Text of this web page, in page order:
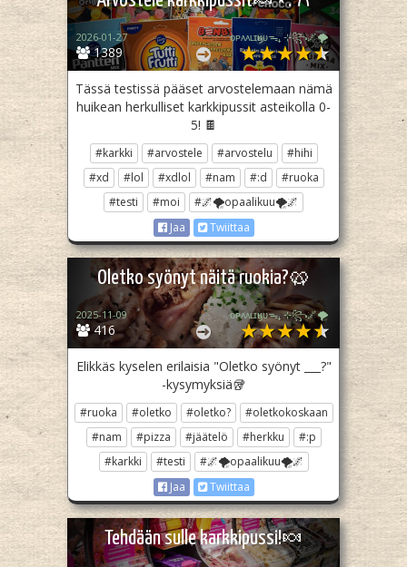
1389
2026-01-27 ᴏᴘᴀᴀʟɪӄᴜᴜᯓ₊ ⊹꧂🌌🌪
Tässä testissä pääset arvostelemaan nämä
huikean herkulliset karkkipussit asteikolla 0-
5! 🍫
#karkki #arvostele #arvostelu
#hihi
#xd
#lol #xdlol #nam #:d
#ruoka
#testi
#moi
#🌌🌪opaalikuu🌪🌌
Jaa
Twiittaa
Oletko syönyt näitä ruokia?🥨
416
2025-11-09 ᴏᴘᴀᴀʟɪӄᴜᴜᯓ₊ ⊹꧂🌌🌪
Elikkäs kyselen erilaisia "Oletko syönyt ___?"
-kysymyksiä🥡
#ruoka #oletko #oletko?
#oletkokoskaan
#nam
#pizza #jäätelö #herkku
#:p
#karkki
#testi
#🌌🌪opaalikuu🌪🌌
Jaa
Twiittaa
Tehdään sulle karkkipussi!🍬